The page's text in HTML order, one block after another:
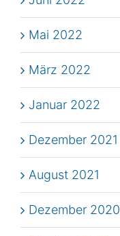
Mai 2022
März 2022
Januar 2022
Dezember 2021
August 2021
Dezember 2020